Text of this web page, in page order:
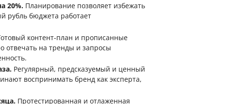
20%.Планирование позволяет избежать
рубль бюджета работает
контент-план и прописанные
отвечать на тренды и запросы
Регулярный, предсказуемый и ценный
воспринимать бренд как эксперта,
Протестированная и отлаженная